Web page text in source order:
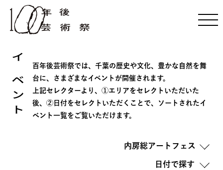
イベント
百年後芸術祭では、千葉の歴史や文化、豊かな自然を舞
台に、さまざまなイベントが開催されます。
上記セレクターより、①エリアをセレクトいただいた
後、②日付をセレクトいただくことで、ソートされたイ
ベント一覧をご覧いただけます。
内房総アートフェス